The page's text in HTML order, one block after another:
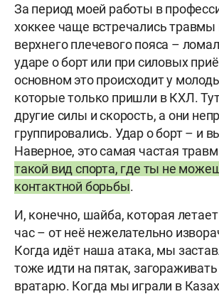
За период моей работы в
хоккее чаще встречались травмы
верхнего плечевого пояса –
ударе о борт или при силовых
основном это происходит у
которые только пришли в КХЛ.
другие силы и скорость, а они
группировались. Удар о борт – и
Наверное, это самая частая
такой вид спорта, где ты не
контактной борьбы.
И, конечно, шайба, которая
час – от неё нежелательно
Когда идёт наша атака, мы
тоже идти на пятак,
вратарю. Когда мы играли в